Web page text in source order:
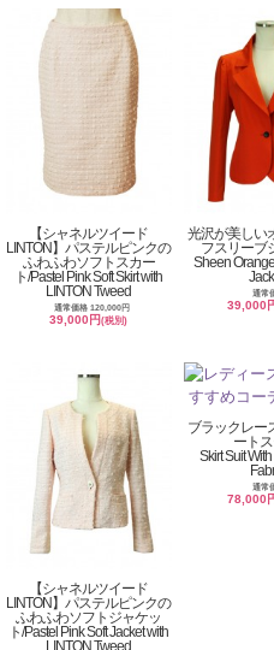
【シャネルツイード
LINTON】パステルピンクの
ふわふわソフトスカー
ト/Pastel Pink Soft Skirt with
LINTON Tweed
通常価格 120,000円
39,000円(税別)
光沢が美しい
フスリーブ
Sheen
通常
39,000
【シャネルツイード
LINTON】パステルピンクの
ふわふわソフトジャケッ
ト/Pastel Pink Soft Jacket with
LINTON Tweed
ブラックレー
ート
Skirt Suit
通常
78,000